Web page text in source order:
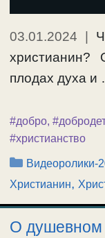
03.01.2024
плодах духа и
#добро,
#христианство
Рубрики
Видеоролики-
Христианин,
О душевном